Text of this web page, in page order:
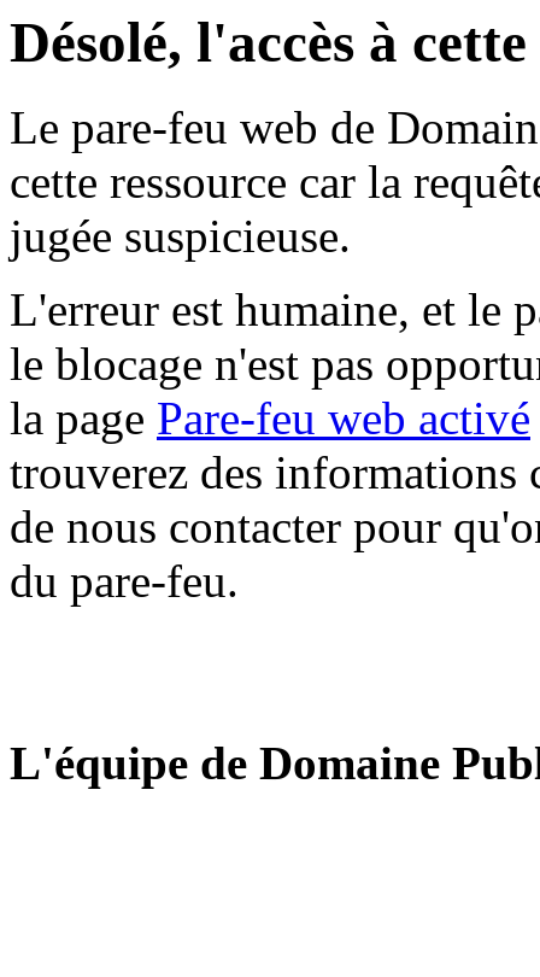
Désolé, l'accès à
Le pare-feu web de
cette ressource car la
jugée suspicieuse.
L'erreur est humaine, et le
le blocage n'est pas
la page Pare-feu web activé
trouverez des informations
de nous contacter pour
du pare-feu.
L'équipe de Domaine